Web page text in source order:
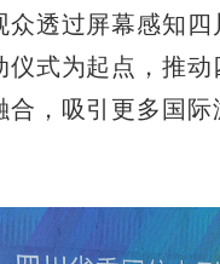
透过屏幕感知四
仪式为起点，推动
合，吸引更多国际